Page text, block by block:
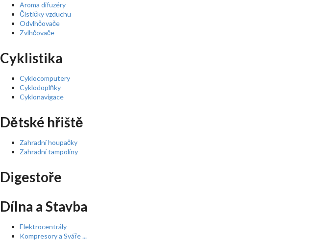
Aroma difuzéry
Čističky vzduchu
Odvlhčovače
Zvlhčovače
Cyklistika
Cyklocomputery
Cyklodoplňky
Cyklonavigace
Dětské hřiště
Zahradní houpačky
Zahradní tampolíny
Digestoře
Dílna a Stavba
Elektrocentrály
Kompresory a Sváře ...